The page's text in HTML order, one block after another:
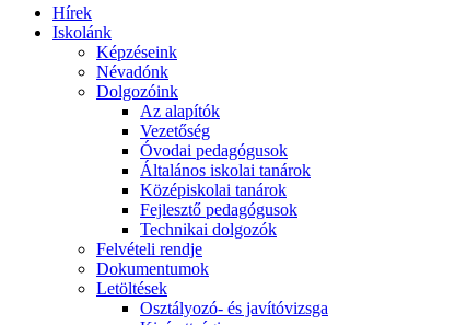
Hírek
Iskolánk
Képzéseink
Névadónk
Dolgozóink
Az alapítók
Vezetőség
Óvodai pedagógusok
Általános iskolai tanárok
Középiskolai tanárok
Fejlesztő pedagógusok
Technikai dolgozók
Felvételi rendje
Dokumentumok
Letöltések
Osztályozó- és javítóvizsga